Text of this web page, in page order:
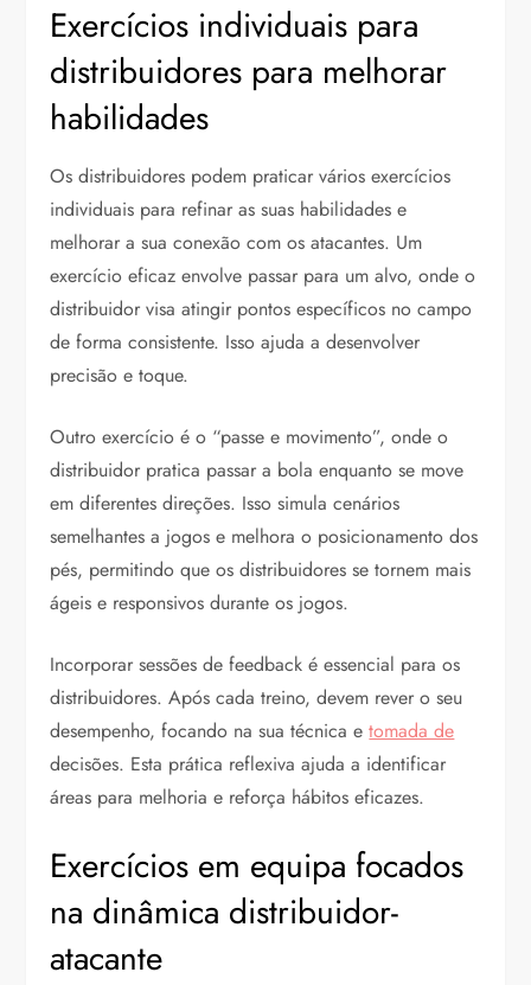
Exercícios individuais para
distribuidores para melhorar
habilidades
Os distribuidores podem praticar vários exercícios
individuais para refinar as suas habilidades e
melhorar a sua conexão com os atacantes. Um
exercício eficaz envolve passar para um alvo, onde o
distribuidor visa atingir pontos específicos no campo
de forma consistente. Isso ajuda a desenvolver
precisão e toque.
Outro exercício é o “passe e movimento”, onde o
distribuidor pratica passar a bola enquanto se move
em diferentes direções. Isso simula cenários
semelhantes a jogos e melhora o posicionamento dos
pés, permitindo que os distribuidores se tornem mais
ágeis e responsivos durante os jogos.
Incorporar sessões de feedback é essencial para os
distribuidores. Após cada treino, devem rever o seu
desempenho, focando na sua técnica etomada de
decisões. Esta prática reflexiva ajuda a identificar
áreas para melhoria e reforça hábitos eficazes.
Exercícios em equipa focados
na dinâmica distribuidor-
atacante